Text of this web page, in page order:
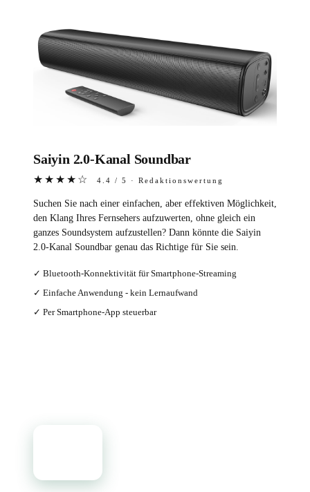
Saiyin 2.0-Kanal Soundbar
★★★★☆ 4.4 / 5 · Redaktionswertung
Suchen Sie nach einer einfachen, aber effektiven Möglichkeit,
den Klang Ihres Fernsehers aufzuwerten, ohne gleich ein
ganzes Soundsystem aufzustellen? Dann könnte die Saiyin
2.0-Kanal Soundbar genau das Richtige für Sie sein.
✓ Bluetooth-Konnektivität für Smartphone-Streaming
✓ Einfache Anwendung - kein Lernaufwand
✓ Per Smartphone-App steuerbar